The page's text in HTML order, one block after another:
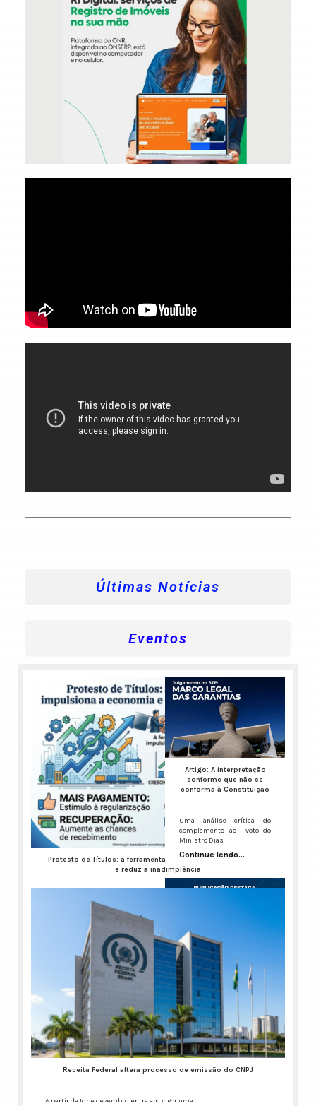
Últimas Notícias
Eventos
Protesto de Títulos: a ferramenta que impulsiona a economia
e reduz a inadimplência
A inadimplência no Brasil virou um ruído de fundo constante,
Artigo: A interpretação
conforme que não se
conforma à Constituição
Uma análise crítica do
complemento ao voto do
Ministro Dias
Continue lendo...
Publicação aponta salto
de eficiência e economia
para o cidadão por meio
do trabalho dos
cartórios de RTD e RCPJ
Nos últimos anos, as
especialidades
consolidaram a digitalização
dos serviços
Receita Federal altera processo de emissão do CNPJ
A partir de 1º de dezembro, entra em vigor uma